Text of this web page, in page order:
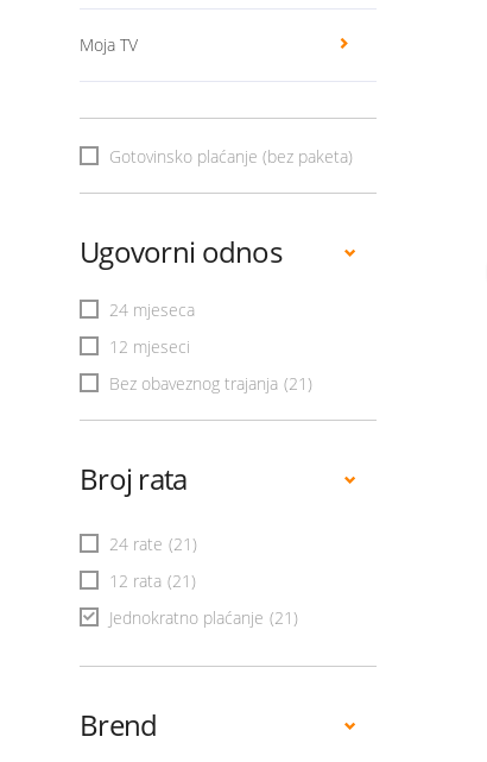
Moja TV
Gotovinsko plaćanje (bez paketa)
Ugovorni odnos
24 mjeseca
12 mjeseci
Bez obaveznog trajanja (21)
Broj rata
24 rate (21)
12 rata (21)
Jednokratno plaćanje (21)
Brend